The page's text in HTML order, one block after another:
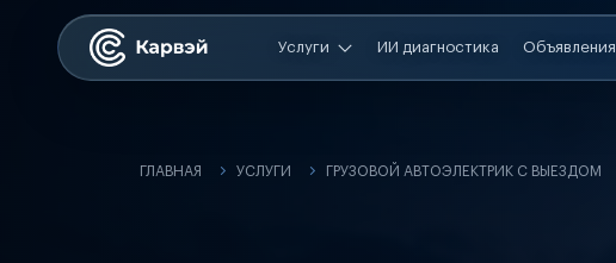
Услуги ИИ диагностика Объявления
ГЛАВНАЯ УСЛУГИ ГРУЗОВОЙ АВТОЭЛЕКТРИК С ВЫЕЗДОМ